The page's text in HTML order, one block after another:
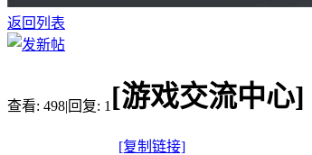
返回列表
查看: 498|回复: 1 [游戏交流中心]
[复制链接]